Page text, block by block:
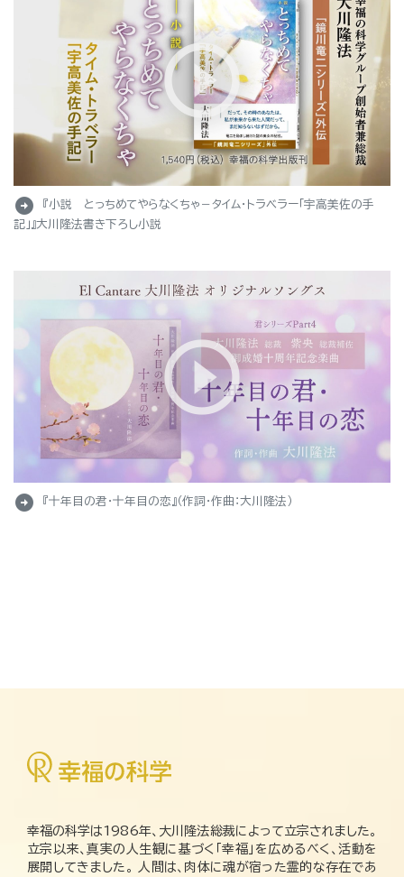
arrow_circle_right
『小説 とっちめてやらなくちゃ－タイム・トラベラー「宇高美佐の手
記」』大川隆法書き下ろし小説
arrow_circle_right 『十年目の君・十年目の恋』（作詞・作曲：大川隆法）
幸福の科学は1986年、大川隆法総裁によって立宗されました。
立宗以来、真実の人生観に基づく「幸福」を広めるべく、活動を
展開してきました。 人間は、肉体に魂が宿った霊的な存在であ